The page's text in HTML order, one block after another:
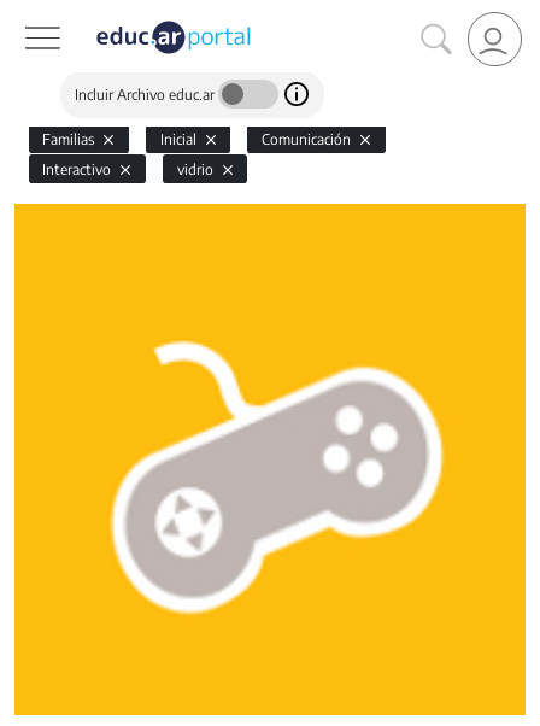
Incluir Archivo educ.ar
Familias Inicial
Comunicación
Interactivo
vidrio